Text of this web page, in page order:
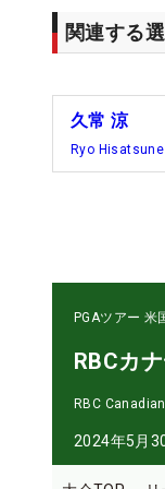
関連する
久常 涼
Ryo Hisatsune
PGAツアー 米
RBCカ
RBC
2024年5月